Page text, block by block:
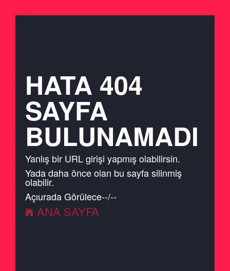
HATA 404
SAYFA
BULUNAMADI
Yanlış bir URL girişi yapmış olabilirsin.
Yada daha önce olan bu sayfa silinmiş
olabilir.
Açıurada Görülecek--/
ANA SAYFA